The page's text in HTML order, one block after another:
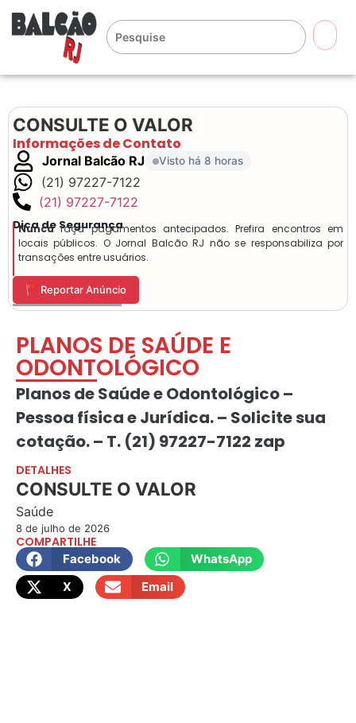
CONSULTE O VALOR
Informações de Contato
Jornal Balcão RJ Visto há 8 horas
(21) 97227-7122
(21) 97227-7122
Dica de Segurança
Nuncafaça pagamentos antecipados. Prefira encontros em
locais públicos. O Jornal Balcão RJ não se responsabiliza por
transações entre usuários.
🚩 Reportar Anúncio
PLANOS DE SAÚDE E
ODONTOLÓGICO
Planos de Saúde e Odontológico –
Pessoa física e Jurídica. – Solicite sua
cotação. – T. (21) 97227-7122 zap
DETALHES
CONSULTE O VALOR
Saúde
8 de julho de 2026
COMPARTILHE
Facebook
WhatsApp
X
Email